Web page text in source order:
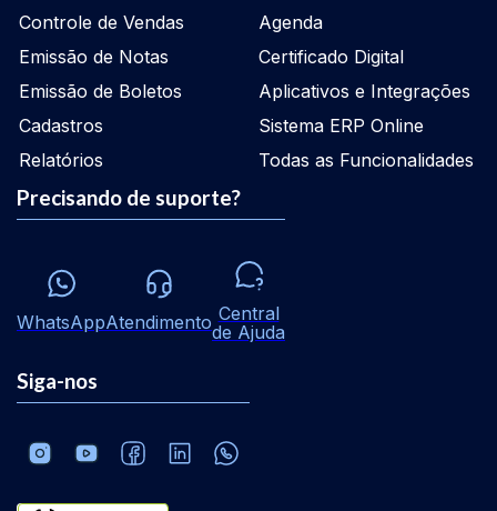
Controle de Vendas
Emissão de Notas
Emissão de Boletos
Cadastros
Relatórios
Agenda
Certificado Digital
Aplicativos e Integrações
Sistema ERP Online
Todas as Funcionalidades
Precisando de suporte?
WhatsAppAtendimento Central
de Ajuda
Siga-nos